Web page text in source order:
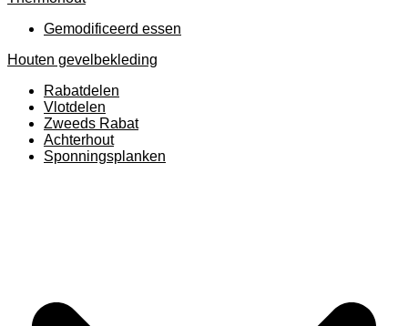
Gemodificeerd essen
Houten gevelbekleding
Rabatdelen
Vlotdelen
Zweeds Rabat
Achterhout
Sponningsplanken